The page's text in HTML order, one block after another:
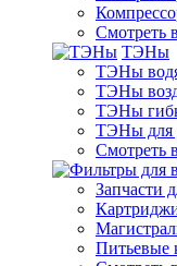
Смотреть
ТЭНы
ТЭНы
ТЭНы
ТЭНы
ТЭНы для
Смотреть
Запчасти
Питьевые